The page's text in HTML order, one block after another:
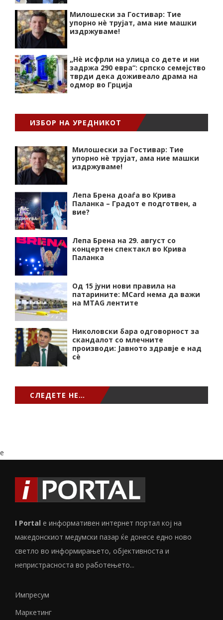
Милошески за Гостивар: Тие
упорно нѐ трујат, ама ние машки
издржуваме!
„Нѐ исфрли на улица со дете и ни
задржа 290 евра“: српско семејство
тврди дека доживеало драма на
одмор во Грција
ИЗБОР НА УРЕДНИКОТ
Милошески за Гостивар: Тие
упорно нѐ трујат, ама ние машки
издржуваме!
Лепа Брена доаѓа во Крива
Паланка – Градот е подготвен, а
вие?
Лепа Брена на 29. август со
концертен спектакл во Крива
Паланка
Од 15 јуни нови правила на
патарините: MCard нема да важи
на MTAG лентите
Николовски бара одговорност за
скандалот со млечните
производи: Јавното здравје е над
сѐ
СЛЕДЕТЕ НЕ…
e
I Portal е информативен интернет портал кој на
македонскиот медумски пазар ќе донесе едно ново
светло во информирањето, објективноста и
непристрасноста во работењето...
Импресум
Маркетинг